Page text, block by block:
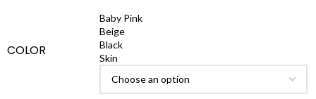
COLOR
Baby Pink
Beige
Black
Skin